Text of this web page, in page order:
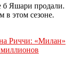
б Яшари продали.
этом сезоне.
Риччи: «Милан»
миллионов